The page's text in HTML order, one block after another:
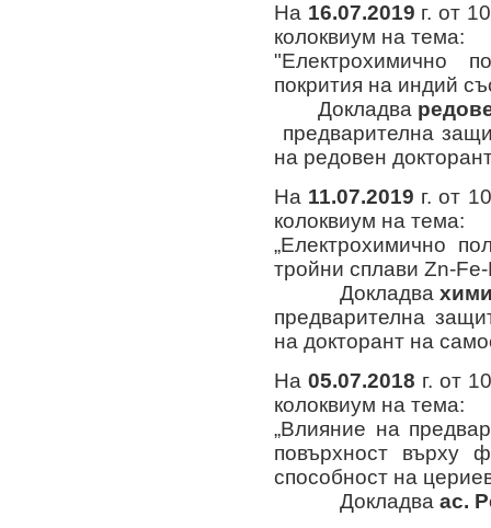
На 16.07.2019 г. от 10
колоквиум на тема:
"Електрохимично
покрития на индий
Докладва
предварителна
на редовен
На 11.07.2019 г. от 10
колоквиум на тема:
„Електрохимично
тройни сплави Zn-
Докладва
предварителна
на докторант на
На05.07.2018 г. от
колоквиум на тема:
„Влияние на
повърхност върху
способност на
Докладва ас.